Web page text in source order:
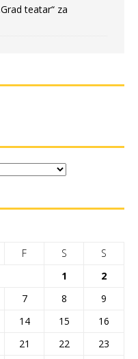
teatar“ za
F S
S
1
2
7 8
9
14 15
16
21 22
23